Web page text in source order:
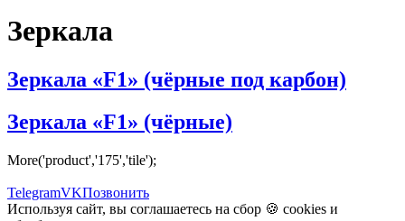
Зеркала
Зеркала «F1» (чёрные под карбон)
Зеркала «F1» (чёрные)
More('product','175','tile');
TelegramVKПозвонить
Используя сайт, вы соглашаетесь на сбор 🍪 cookies и